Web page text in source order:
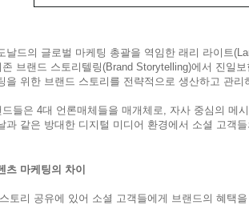
날드의 글로벌 마케팅 총괄을 역임한 래리 라이트
브랜드 스토리텔링(Brand Storytelling)에서 진일
을 위한 브랜드 스토리를 전략적으로 생산하고 관리
들은 4대 언론매체들을 매개체로, 자사 중심의 메
과 같은 방대한 디지털 미디어 환경에서 소셜 고객
츠 마케팅의 차이
토리 공유에 있어 소셜 고객들에게 브랜드의 혜택